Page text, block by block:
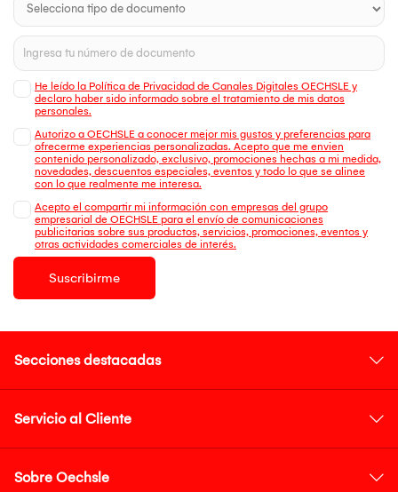
He leído la Política de Privacidad de Canales Digitales OECHSLE y
declaro haber sido informado sobre el tratamiento de mis datos
personales.
Autorizo a OECHSLE a conocer mejor mis gustos y preferencias para
ofrecerme experiencias personalizadas. Acepto que me envien
contenido personalizado, exclusivo, promociones hechas a mi medida,
novedades, descuentos especiales, eventos y todo lo que se alinee
con lo que realmente me interesa.
Acepto el compartir mi información con empresas del grupo
empresarial de OECHSLE para el envío de comunicaciones
publicitarias sobre sus productos, servicios, promociones, eventos y
otras actividades comerciales de interés.
Suscribirme
Secciones destacadas
Servicio al Cliente
Sobre Oechsle